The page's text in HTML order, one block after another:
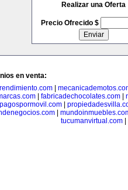
Realizar una Oferta
Precio Ofrecido $
en venta:
fabricadechocolates.com
pagospormovil.com
tucumanvirtual.com